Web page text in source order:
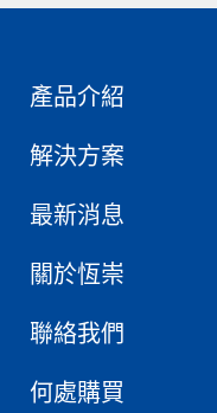
產品介紹
解決方案
最新消息
關於恆崇
聯絡我們
何處購買